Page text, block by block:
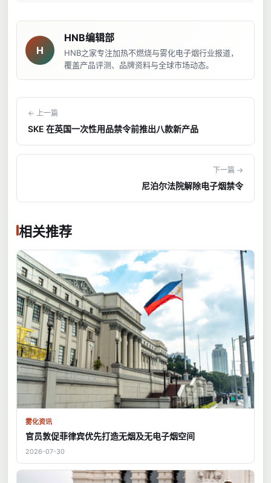
H
HNB编辑部
HNB之家专注加热不燃烧与雾化电子烟行业报道，
覆盖产品评测、品牌资料与全球市场动态。
← 上一篇
SKE 在英国一次性用品禁令前推出八款新产品
下一篇 →
尼泊尔法院解除电子烟禁令
相关推荐
雾化资讯
官员敦促菲律宾优先打造无烟及无电子烟空间
2026-07-30